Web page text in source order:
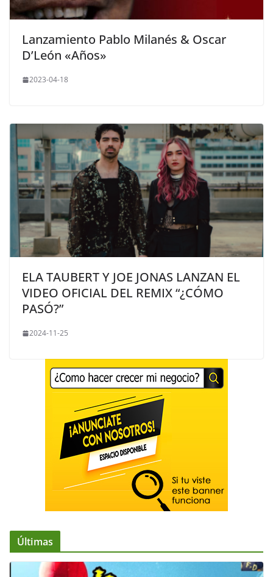
Lanzamiento Pablo Milanés & Oscar
D’León «Años»
2023-04-18
ELA TAUBERT Y JOE JONAS LANZAN EL
VIDEO OFICIAL DEL REMIX “¿CÓMO
PASÓ?”
2024-11-25
Últimas